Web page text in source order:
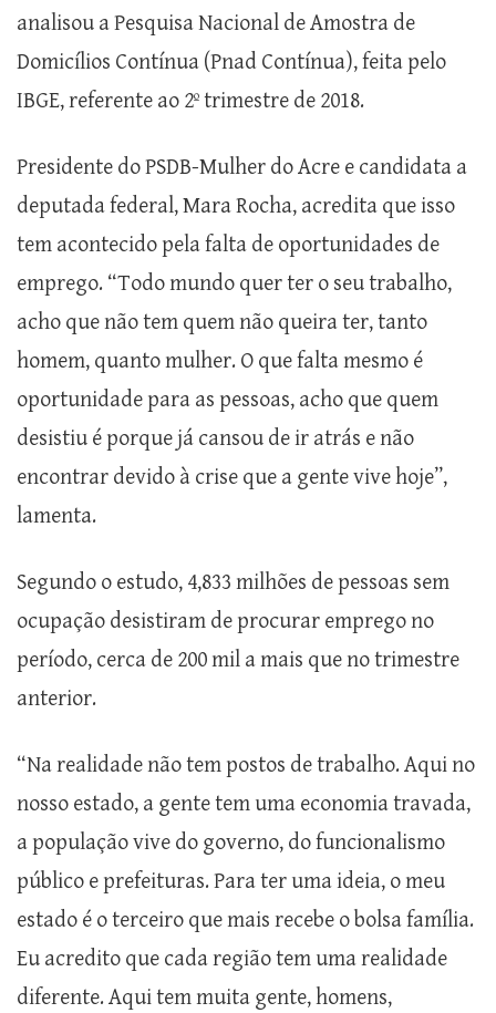
analisou a Pesquisa Nacional de Amostra de
Domicílios Contínua (Pnad Contínua), feita pelo
IBGE, referente ao 2º trimestre de 2018.
Presidente do PSDB-Mulher do Acre e candidata a
deputada federal, Mara Rocha, acredita que isso
tem acontecido pela falta de oportunidades de
emprego. “Todo mundo quer ter o seu trabalho,
acho que não tem quem não queira ter, tanto
homem, quanto mulher. O que falta mesmo é
oportunidade para as pessoas, acho que quem
desistiu é porque já cansou de ir atrás e não
encontrar devido à crise que a gente vive hoje”,
lamenta.
Segundo o estudo, 4,833 milhões de pessoas sem
ocupação desistiram de procurar emprego no
período, cerca de 200 mil a mais que no trimestre
anterior.
“Na realidade não tem postos de trabalho. Aqui no
nosso estado, a gente tem uma economia travada,
a população vive do governo, do funcionalismo
público e prefeituras. Para ter uma ideia, o meu
estado é o terceiro que mais recebe o bolsa família.
Eu acredito que cada região tem uma realidade
diferente. Aqui tem muita gente, homens,